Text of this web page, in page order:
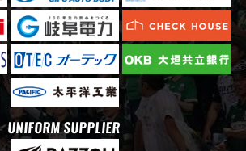
UNIFORM SUPPLIER